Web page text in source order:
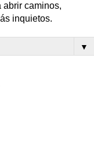
abrir caminos,
inquietos.
▼